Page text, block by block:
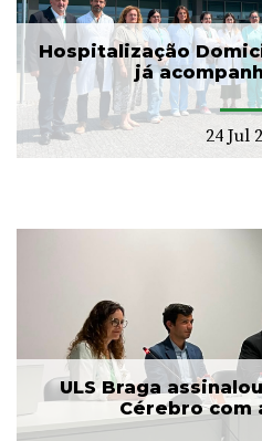
Hospitalização
já
24 Jul
ULS Braga
Cérebro com